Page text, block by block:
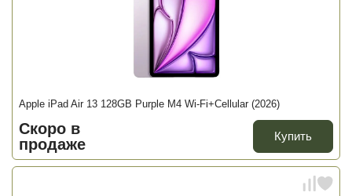
Apple iPad Air 13 128GB Purple M4 Wi-Fi+Cellular (2026)
Скоро в
продаже
Купить